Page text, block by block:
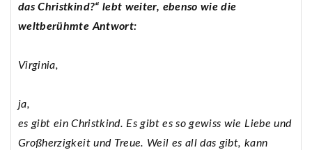
das Christkind?“ lebt weiter, ebenso wie die
weltberühmte Antwort:
Virginia,
ja,
es gibt ein Christkind. Es gibt es so gewiss wie Liebe und
Großherzigkeit und Treue. Weil es all das gibt, kann